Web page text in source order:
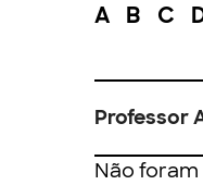
A B C
Professor
Não